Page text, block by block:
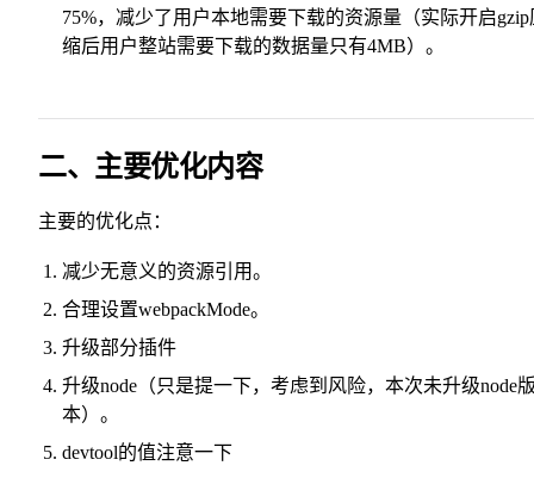
75%，减少了用户本地需要下载的资源量（实际开启gzip
缩后用户整站需要下载的数据量只有4MB）。
二、主要优化内容
主要的优化点：
减少无意义的资源引用。
合理设置webpackMode。
升级部分插件
升级node（只是提一下，考虑到风险，本次未升级node
本）。
devtool的值注意一下